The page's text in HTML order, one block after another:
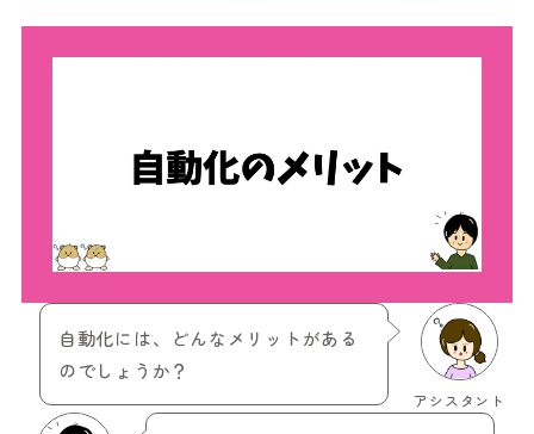
アシスタント
自動化には、どんなメリットがある
のでしょうか？